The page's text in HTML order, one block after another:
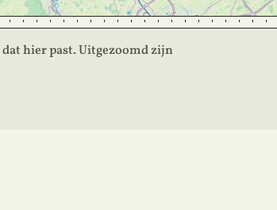
hier past. Uitgezoomd zijn